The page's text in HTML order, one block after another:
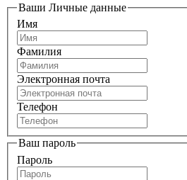
Ваши Личные данные
Имя
Фамилия
Электронная почта
Телефон
Ваш пароль
Пароль